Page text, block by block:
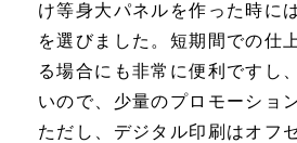
け等身大パネルを作った時に
を選びました。短期間での仕
る場合にも非常に便利ですし
いので、少量のプロモーショ
ただし、デジタル印刷はオフ